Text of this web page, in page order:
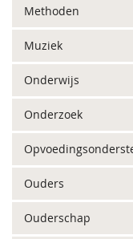
Methoden
Muziek
Onderwijs
Onderzoek
Ouders
Ouderschap